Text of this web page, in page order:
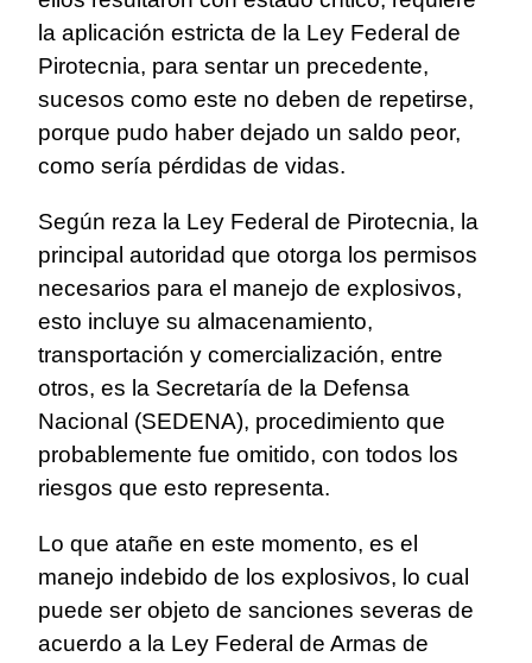
la aplicación estricta de la Ley Federal de
Pirotecnia, para sentar un precedente,
sucesos como este no deben de repetirse,
porque pudo haber dejado un saldo peor,
como sería pérdidas de vidas.
Según reza la Ley Federal de Pirotecnia, la
principal autoridad que otorga los permisos
necesarios para el manejo de explosivos,
esto incluye su almacenamiento,
transportación y comercialización, entre
otros, es la Secretaría de la Defensa
Nacional (SEDENA), procedimiento que
probablemente fue omitido, con todos los
riesgos que esto representa.
Lo que atañe en este momento, es el
manejo indebido de los explosivos, lo cual
puede ser objeto de sanciones severas de
acuerdo a la Ley Federal de Armas de